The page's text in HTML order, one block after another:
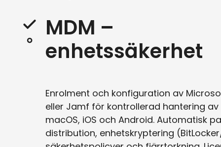
MDM –
enhetssäkerhet
Enrolment och konfiguration av
eller Jamf för kontrollerad hantering av
macOS, iOS och Android. Automatisk
distribution, enhetskryptering